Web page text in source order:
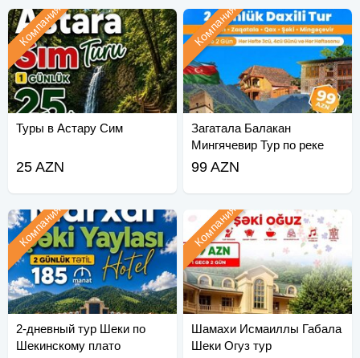
Туры в Астару Сим
Компания
25 AZN
Загатала Балакан
Мингячевир Тур по реке
Кура
Компания
99 AZN
2-дневный тур Шеки по
Шекинскому плато
Компания
Шамахи Исмаиллы Габала
Шеки Огуз тур
Компания